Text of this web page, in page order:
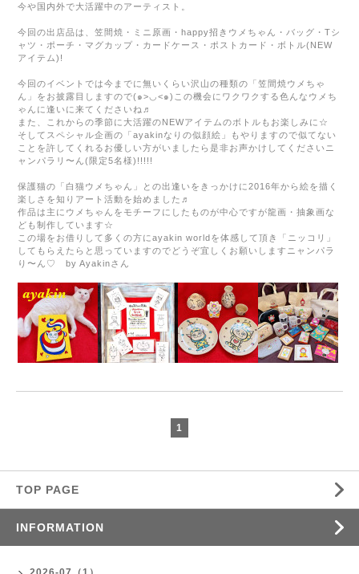
今や国内外で大活躍中のアーティスト。
今回の出店品は、笠間焼・ミニ原画・happy招きウメちゃん・バッグ・Tシ
ャツ・ポーチ・マグカップ・カードケース・ポストカード・ボトル(NEW
アイテム)!
今回のイベントでは今までに無いくらい沢山の種類の「笠間焼ウメちゃ
ん」をお披露目しますので(๑>◡<๑)この機会にワクワクする色んなウメち
ゃんに逢いに来てくださいね♬
また、これからの季節に大活躍のNEWアイテムのボトルもお楽しみに☆
そしてスペシャル企画の「ayakinなりの似顔絵」もやりますので似てない
ことを許してくれるお優しい方がいましたら是非お声かけしてくださいニ
ャンパラリ〜ん(限定5名様)!!!!!
保護猫の「白猫ウメちゃん」との出逢いをきっかけに2016年から絵を描く
楽しさを知りアート活動を始めました♬
作品は主にウメちゃんをモチーフにしたものが中心ですが龍画・抽象画な
ども制作しています☆
この場をお借りして多くの方にayakin worldを体感して頂き「ニッコリ」
してもらえたらと思っていますのでどうぞ宜しくお願いしますニャンパラ
り〜ん♡ by Ayakinさん
1
TOP PAGE
INFORMATION